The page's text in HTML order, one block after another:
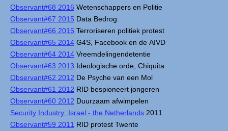
Observant#68 2016 Wetenschappers en Politie
Observant#67 2015 Data Bedrog
Observant#66 2015 Terroriseren politiek protest
Observant#65 2014 G4S, Facebook en de AIVD
Observant#64 2014 Vreemdelingendetentie
Observant#63 2013 Ideologische orde, Chiquita
Observant#62 2012 De Psyche van een Mol
Observant#61 2012 RID bespioneert jongeren
Observant#60 2012 Duurzaam afwimpelen
Security Industry: Israel - the Netherlands 2011
Observant#59 2011 RID protest Twente